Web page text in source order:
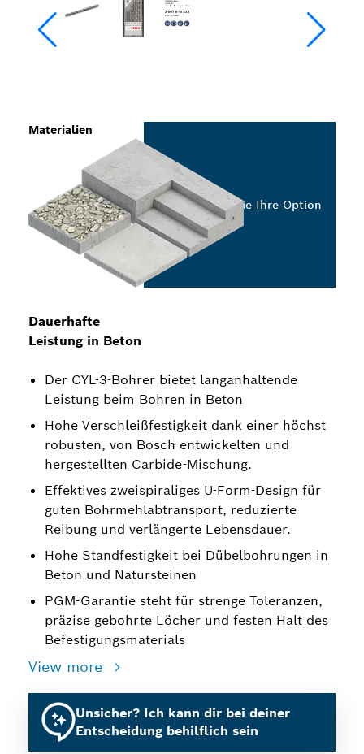
Dauerhafte
Leistung in Beton
Der CYL-3-Bohrer bietet langanhaltende
Leistung beim Bohren in Beton
Hohe Verschleißfestigkeit dank einer höchst
robusten, von Bosch entwickelten und
hergestellten Carbide-Mischung.
Effektives zweispiraliges U-Form-Design für
guten Bohrmehlabtransport, reduzierte
Reibung und verlängerte Lebensdauer.
Hohe Standfestigkeit bei Dübelbohrungen in
Beton und Natursteinen
PGM-Garantie steht für strenge Toleranzen,
präzise gebohrte Löcher und festen Halt des
Befestigungsmaterials
View more
Unsicher? Ich kann dir bei deiner
Entscheidung behilflich sein
Materialien
Wählen Sie Ihre Option